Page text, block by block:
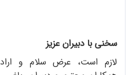
سخنی با دبیران عزیز
لازم است، عرض سلام و